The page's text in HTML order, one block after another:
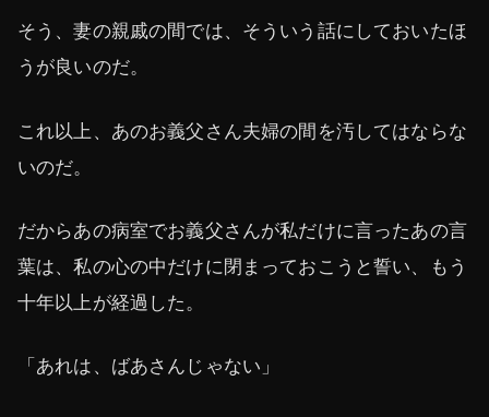
そう、妻の親戚の間では、そういう話にしておいたほ
うが良いのだ。
これ以上、あのお義父さん夫婦の間を汚してはならな
いのだ。
だからあの病室でお義父さんが私だけに言ったあの言
葉は、私の心の中だけに閉まっておこうと誓い、もう
十年以上が経過した。
「あれは、ばあさんじゃない」